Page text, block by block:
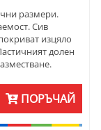
размери.
Сив
изцяло
долен
ПОРЪЧАЙ